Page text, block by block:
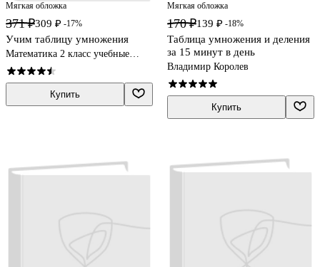
Мягкая обложка
371 ₽309 ₽ -17%
Учим таблицу умножения
Математика 2 класс учебные
пособия
Купить
Мягкая обложка
170 ₽139 ₽ -18%
Таблица умножения и деления
за 15 минут в день
Владимир Королев
Купить